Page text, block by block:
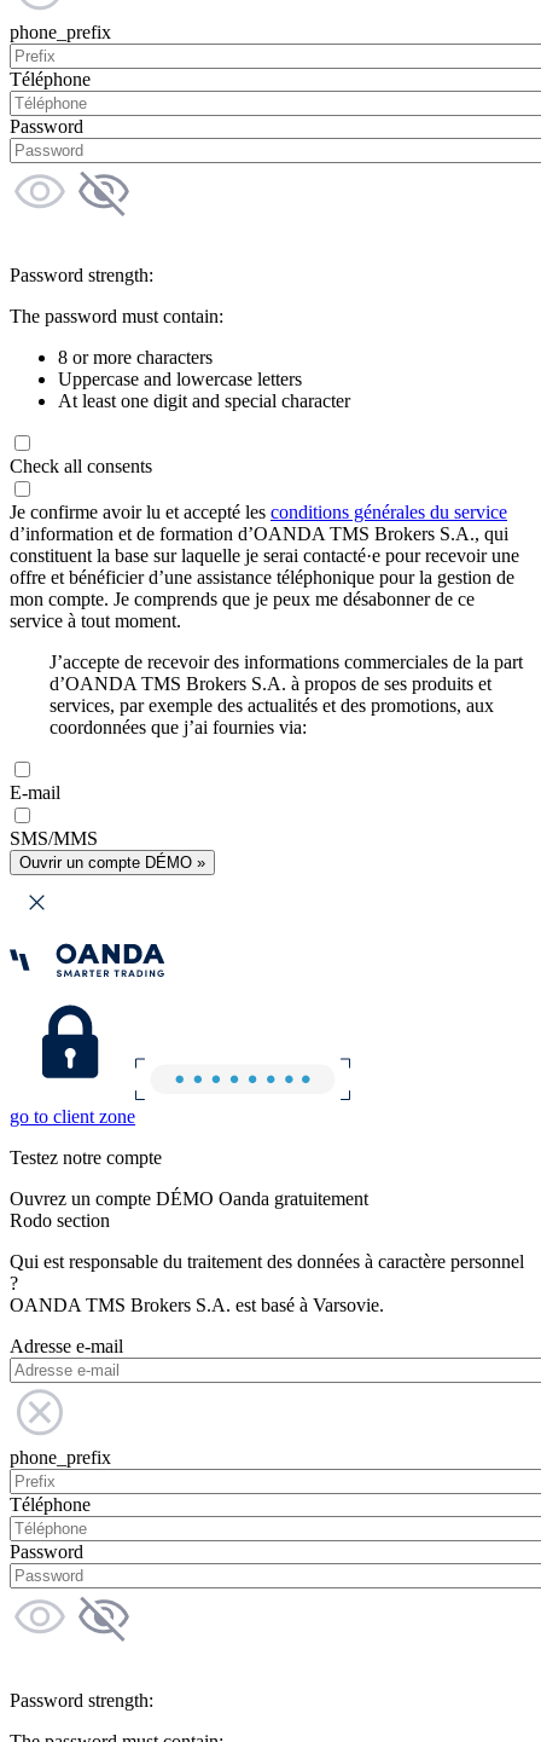
phone_prefix
Téléphone
Password
Password strength:
The password must contain:
8 or more characters
Uppercase and lowercase letters
At least one digit and special character
Check all consents
Je confirme avoir lu et accepté les conditions générales du service
d’information et de formation d’OANDA TMS Brokers S.A., qui
constituent la base sur laquelle je serai contacté·e pour recevoir une
offre et bénéficier d’une assistance téléphonique pour la gestion de
mon compte. Je comprends que je peux me désabonner de ce
service à tout moment.
J’accepte de recevoir des informations commerciales de la part
d’OANDA TMS Brokers S.A. à propos de ses produits et
services, par exemple des actualités et des promotions, aux
coordonnées que j’ai fournies via:
E-mail
SMS/MMS
Ouvrir un compte DÉMO »
go to client zone
Testez notre compte
Ouvrez un compte DÉMO Oanda gratuitement
Rodo section
Qui est responsable du traitement des données à caractère personnel
?
OANDA TMS Brokers S.A. est basé à Varsovie.
Adresse e-mail
phone_prefix
Téléphone
Password
Password strength: